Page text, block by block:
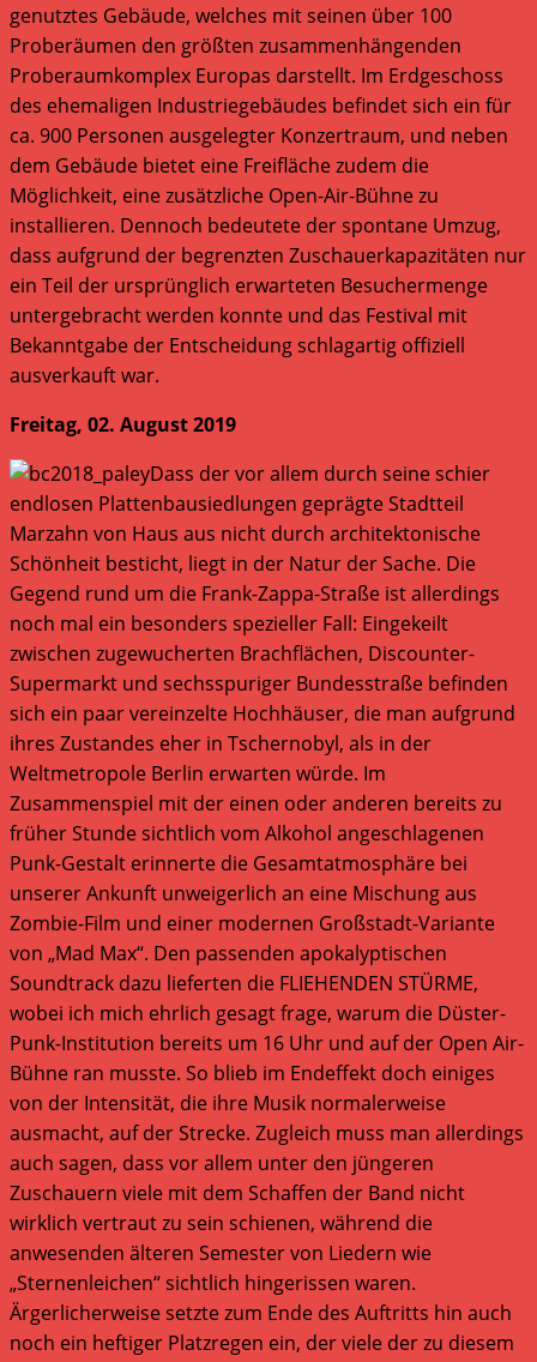
genutztes Gebäude, welches mit seinen über 100
Proberäumen den größten zusammenhängenden
Proberaumkomplex Europas darstellt. Im Erdgeschoss
des ehemaligen Industriegebäudes befindet sich ein für
ca. 900 Personen ausgelegter Konzertraum, und neben
dem Gebäude bietet eine Freifläche zudem die
Möglichkeit, eine zusätzliche Open-Air-Bühne zu
installieren. Dennoch bedeutete der spontane Umzug,
dass aufgrund der begrenzten Zuschauerkapazitäten nur
ein Teil der ursprünglich erwarteten Besuchermenge
untergebracht werden konnte und das Festival mit
Bekanntgabe der Entscheidung schlagartig offiziell
ausverkauft war.
Freitag, 02. August 2019
Dass der vor allem durch seine schier
endlosen Plattenbausiedlungen geprägte Stadtteil
Marzahn von Haus aus nicht durch architektonische
Schönheit besticht, liegt in der Natur der Sache. Die
Gegend rund um die Frank-Zappa-Straße ist allerdings
noch mal ein besonders spezieller Fall: Eingekeilt
zwischen zugewucherten Brachflächen, Discounter-
Supermarkt und sechsspuriger Bundesstraße befinden
sich ein paar vereinzelte Hochhäuser, die man aufgrund
ihres Zustandes eher in Tschernobyl, als in der
Weltmetropole Berlin erwarten würde. Im
Zusammenspiel mit der einen oder anderen bereits zu
früher Stunde sichtlich vom Alkohol angeschlagenen
Punk-Gestalt erinnerte die Gesamtatmosphäre bei
unserer Ankunft unweigerlich an eine Mischung aus
Zombie-Film und einer modernen Großstadt-Variante
von „Mad Max“. Den passenden apokalyptischen
Soundtrack dazu lieferten die FLIEHENDEN STÜRME,
wobei ich mich ehrlich gesagt frage, warum die Düster-
Punk-Institution bereits um 16 Uhr und auf der Open Air-
Bühne ran musste. So blieb im Endeffekt doch einiges
von der Intensität, die ihre Musik normalerweise
ausmacht, auf der Strecke. Zugleich muss man allerdings
auch sagen, dass vor allem unter den jüngeren
Zuschauern viele mit dem Schaffen der Band nicht
wirklich vertraut zu sein schienen, während die
anwesenden älteren Semester von Liedern wie
„Sternenleichen“ sichtlich hingerissen waren.
Ärgerlicherweise setzte zum Ende des Auftritts hin auch
noch ein heftiger Platzregen ein, der viele der zu diesem